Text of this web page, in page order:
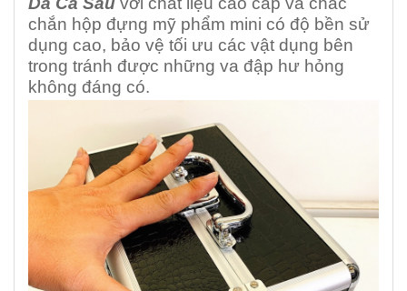
chắn hộp đựng mỹ phẩm mini có độ bền sử
dụng cao, bảo vệ tối ưu các vật dụng bên
trong tránh được những va đập hư hỏng
không đáng có.